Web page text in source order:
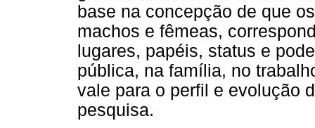
base na concepção de que
machos e fêmeas,
lugares, papéis, status e
pública, na família, no
vale para o perfil e evolução
pesquisa.